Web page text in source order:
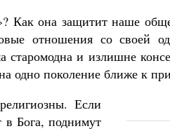
Как она защитит наше
отношения со своей
и излишне
одно поколение ближе к
Если
в Бога, поднимут